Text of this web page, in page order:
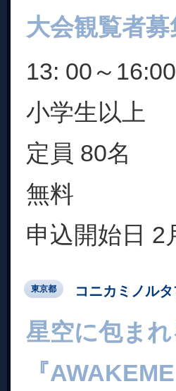
大会観覧者募
13: 00～16:00
小学生以上
定員 80名
無料
申込開始日 2
東京都 コニカミノル
星空に包ま
『